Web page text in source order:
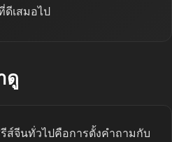
เสมอไป
ดู
ส์จีนทั่วไปคือการตั้งคำถามกับ